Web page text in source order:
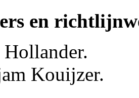
en
Kouijzer.